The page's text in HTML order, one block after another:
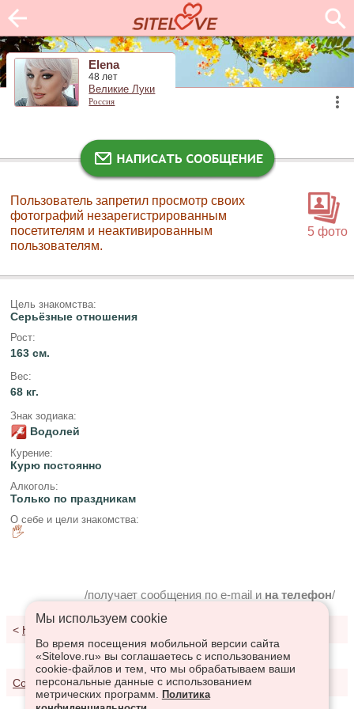
Elena
48 лет
Великие Луки
Россия
5 фото
Пользователь запретил просмотр своих
фотографий незарегистрированным
посетителям и неактивированным
пользователям.
Цель знакомства:
Серьёзные отношения
Рост:
163 см.
Вес:
68 кг.
Знак зодиака:
Водолей
Курение:
Курю постоянно
Алкоголь:
Только по праздникам
О себе и цели знакомства:
🖐
/получает сообщения по e-mail и на телефон/
< К результатам поиска
Соглашение о предоставлении услуг
Мы используем сookie
Во время посещения мобильной версии сайта
«Sitelove.ru» вы соглашаетесь с использованием
cookie-файлов и тем, что мы обрабатываем ваши
персональные данные с использованием
метрических программ.
Политика